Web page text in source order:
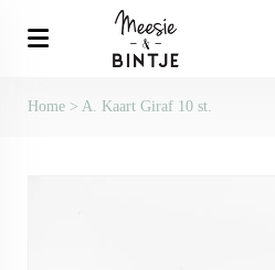
Home > A. Kaart Giraf 10 st.